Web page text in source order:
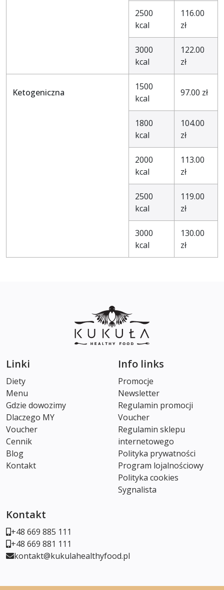
2500
kcal
116.00
zł
3000
kcal
122.00
zł
Ketogeniczna
1500
kcal
97.00 zł
1800
kcal
104.00
zł
2000
kcal
113.00
zł
2500
kcal
119.00
zł
3000
kcal
130.00
zł
Linki
Diety
Menu
Gdzie dowozimy
Dlaczego MY
Voucher
Cennik
Blog
Kontakt
Info links
Promocje
Newsletter
Regulamin promocji
Voucher
Regulamin sklepu
internetowego
Polityka prywatności
Program lojalnościowy
Polityka cookies
Sygnalista
Kontakt
+48 669 885 111
+48 669 881 111
kontakt@kukulahealthyfood.pl